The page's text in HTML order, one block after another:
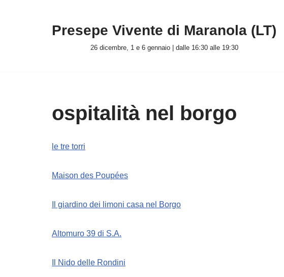
Presepe Vivente di Maranola (LT)
26 dicembre, 1 e 6 gennaio | dalle 16:30 alle 19:30
ospitalità nel borgo
le tre torri
Maison des Poupées
Il giardino dei limoni casa nel Borgo
Altomuro 39 di S.A.
Il Nido delle Rondini